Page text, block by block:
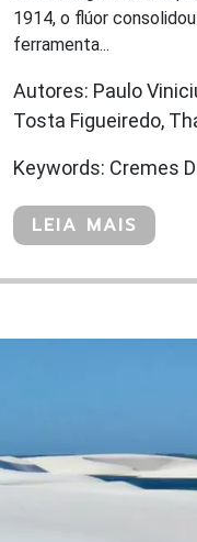
1914, o flúor
ferramenta...
Autores: Paulo
Tosta Figueiredo,
Keywords: Cremes
LEIA MAIS